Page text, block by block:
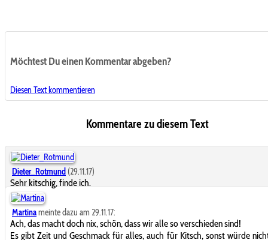
Möchtest Du einen Kommentar abgeben?
Diesen Text kommentieren
Kommentare zu diesem Text
Dieter_Rotmund (29.11.17)
Sehr kitschig, finde ich.
Martinameinte dazu am 29.11.17:
Ach, das macht doch nix, schön, dass wir alle so verschieden sind!
Es gibt Zeit und Geschmack für alles, auch für Kitsch, sonst würde